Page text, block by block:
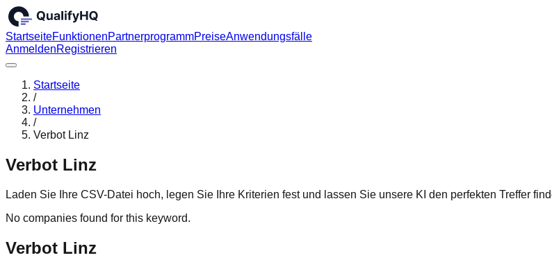
StartseiteFunktionenPartnerprogrammPreiseAnwendungsfälle
AnmeldenRegistrieren
Startseite
/
Unternehmen
/
Verbot Linz
Verbot Linz
Laden Sie Ihre CSV-Datei hoch, legen Sie Ihre Kriterien fest und lassen Sie unsere KI den perfekten Treffer
No companies found for this keyword.
Verbot Linz